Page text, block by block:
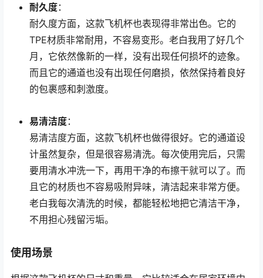
耐久度：
耐久度方面，这款飞机杯也表现得非常出色。它的
TPE材质非常耐用，不容易变形。老白我用了好几个
月，它依然像新的一样，没有出现任何损坏的迹象。
而且它的通道也没有出现任何磨损，依然保持着良好
的包裹感和刺激度。
易清洁度：
易清洁度方面，这款飞机杯也做得很好。它的通道设
计虽然复杂，但是很容易清洗。每次使用完后，只需
要用清水冲洗一下，再用干净的布擦干就可以了。而
且它的材质也不容易吸附异味，清洁起来非常方便。
老白我每次清洗的时候，都能轻松地把它清洁干净，
不用担心残留污垢。
使用场景